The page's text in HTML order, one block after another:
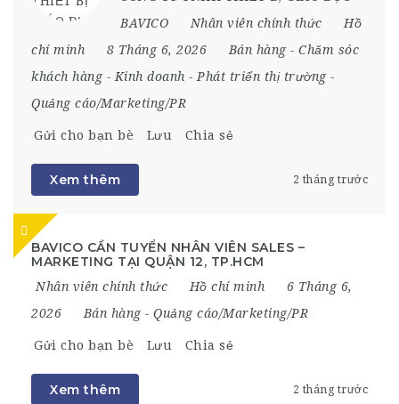
BAVICO
Nhân viên chính thức
Hồ
chí minh
8 Tháng 6, 2026 Bán hàng- Chăm sóc
khách hàng- Kinh doanh - Phát triển thị trường-
Quảng cáo/Marketing/PR
Gửi cho bạn bè Lưu Chia sẻ
Xem thêm 2 tháng trước
BAVICO CẦN TUYỂN NHÂN VIÊN SALES –
MARKETING TẠI QUẬN 12, TP.HCM
Nhân viên chính thức Hồ chí minh
6 Tháng 6,
2026
Bán hàng- Quảng cáo/Marketing/PR
Gửi cho bạn bè Lưu Chia sẻ
Xem thêm 2 tháng trước